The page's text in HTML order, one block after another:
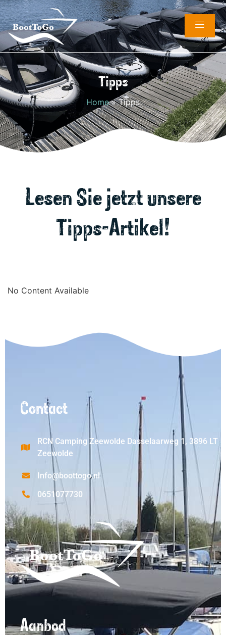
Tipps
Home»Tipps
Lesen Sie jetzt unsere
Tipps-Artikel!
No Content Available
Contact
RCN Camping Zeewolde Dasselaarweg 1, 3896 LT
Zeewolde
Info@boottogo.nl
0651077730
Aanbod